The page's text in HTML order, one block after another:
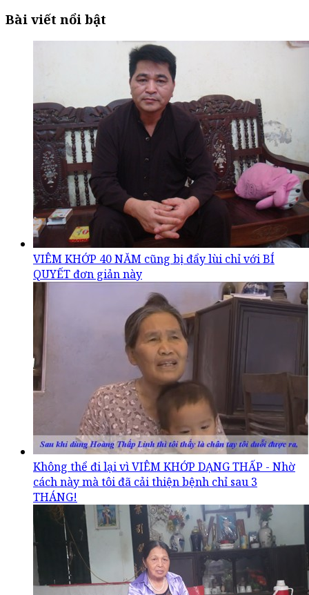
Bài viết nổi bật
VIÊM KHỚP 40 NĂM cũng bị đẩy lùi chỉ với BÍ
QUYẾT đơn giản này
Không thể đi lại vì VIÊM KHỚP DẠNG THẤP - Nhờ
cách này mà tôi đã cải thiện bệnh chỉ sau 3
THÁNG!